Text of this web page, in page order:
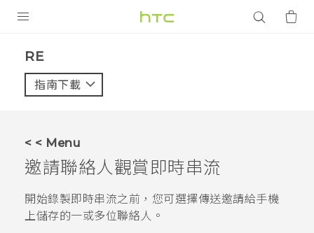
VIVE
應用程式
RE‎
指南下載
< < Menu
邀請聯絡人觀賞即時串流
開始錄製即時串流之前，您可選擇傳送邀請給手機
上儲存的一或多位聯絡人。